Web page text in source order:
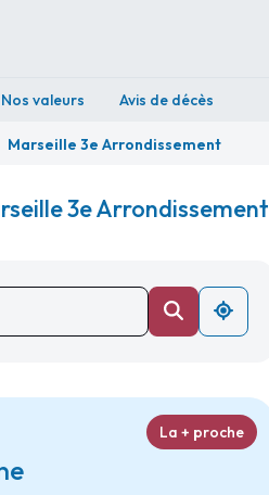
Nos valeurs Avis de décès
Marseille 3e Arrondissement
3e Arrondissement
La + proche